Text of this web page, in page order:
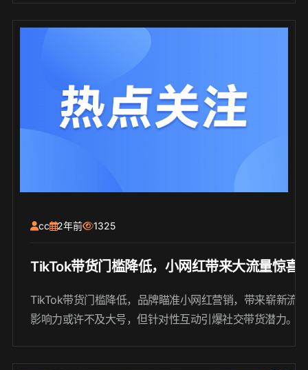
cc 2年前 1325
TikTok带货门槛降低，小网红带来大流量惊喜
TikTok带货门槛降低，品牌瞄准小网红营销，带来崭新流
影响力或许不及大号，但针对性互动引爆社交带货潜力。